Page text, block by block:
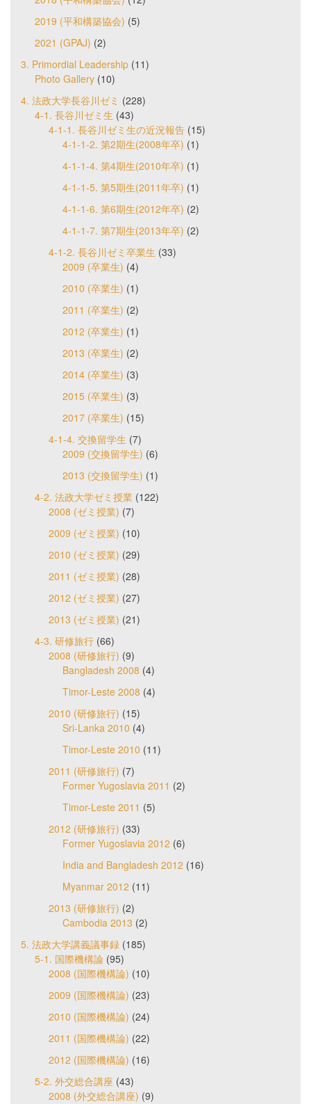
2019 (平和構築協会) (5)
2021 (GPAJ) (2)
3. Primordial Leadership (11)
Photo Gallery (10)
4. 法政大学長谷川ゼミ (228)
4-1. 長谷川ゼミ生 (43)
4-1-1. 長谷川ゼミ生の近況報告 (15)
4-1-1-2. 第2期生(2008年卒) (1)
4-1-1-4. 第4期生(2010年卒) (1)
4-1-1-5. 第5期生(2011年卒) (1)
4-1-1-6. 第6期生(2012年卒) (2)
4-1-1-7. 第7期生(2013年卒) (2)
4-1-2. 長谷川ゼミ卒業生 (33)
2009 (卒業生) (4)
2010 (卒業生) (1)
2011 (卒業生) (2)
2012 (卒業生) (1)
2013 (卒業生) (2)
2014 (卒業生) (3)
2015 (卒業生) (3)
2017 (卒業生) (15)
4-1-4. 交換留学生 (7)
2009 (交換留学生) (6)
2013 (交換留学生) (1)
4-2. 法政大学ゼミ授業 (122)
2008 (ゼミ授業) (7)
2009 (ゼミ授業) (10)
2010 (ゼミ授業) (29)
2011 (ゼミ授業) (28)
2012 (ゼミ授業) (27)
2013 (ゼミ授業) (21)
4-3. 研修旅行 (66)
2008 (研修旅行) (9)
Bangladesh 2008 (4)
Timor-Leste 2008 (4)
2010 (研修旅行) (15)
Sri-Lanka 2010 (4)
Timor-Leste 2010 (11)
2011 (研修旅行) (7)
Former Yugoslavia 2011 (2)
Timor-Leste 2011 (5)
2012 (研修旅行) (33)
Former Yugoslavia 2012 (6)
India and Bangladesh 2012 (16)
Myanmar 2012 (11)
2013 (研修旅行) (2)
Cambodia 2013 (2)
5. 法政大学講義議事録 (185)
5-1. 国際機構論 (95)
2008 (国際機構論) (10)
2009 (国際機構論) (23)
2010 (国際機構論) (24)
2011 (国際機構論) (22)
2012 (国際機構論) (16)
5-2. 外交総合講座 (43)
2008 (外交総合講座) (9)